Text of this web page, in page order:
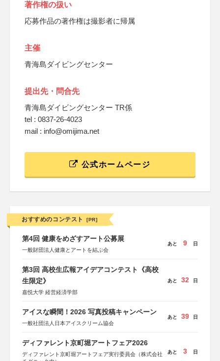
著作権の扱い
応募作品の著作権は撮影者に帰属
主催
青海島ダイビングセンター
提出先・問合先
青海島ダイビングセンター TR係
tel : 0837-26-4023
mail : info@omijima.net
公式ホームページ
おすすめのコンテスト [PR]
第4回 健康をめざすアート公募展
一般財団法人健康とアートを結ぶ会
あと 9 日
第3回 高校生広報アイデアコンテスト《高校
生限定》
嘉悦大学 経営経済学部
あと 32 日
アイスな瞬間！2026 写真投稿キャンペーン
一般社団法人日本アイスクリーム協会
あと 39 日
ディファレント京町堀アートフェア2026
ディファレント京町堀アートフェア実行委員会（株式会社
あと 3 日